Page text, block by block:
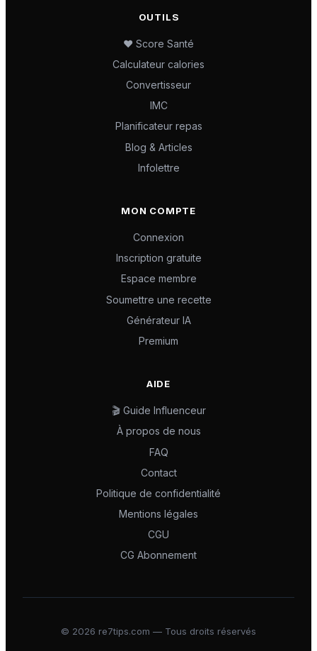
OUTILS
❤️ Score Santé
Calculateur calories
Convertisseur
IMC
Planificateur repas
Blog & Articles
Infolettre
MON COMPTE
Connexion
Inscription gratuite
Espace membre
Soumettre une recette
Générateur IA
Premium
AIDE
🎬 Guide Influenceur
À propos de nous
FAQ
Contact
Politique de confidentialité
Mentions légales
CGU
CG Abonnement
© 2026 re7tips.com — Tous droits réservés